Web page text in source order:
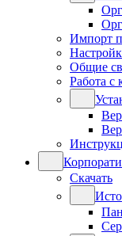
Импорт
Общие
Работа с
Скачать